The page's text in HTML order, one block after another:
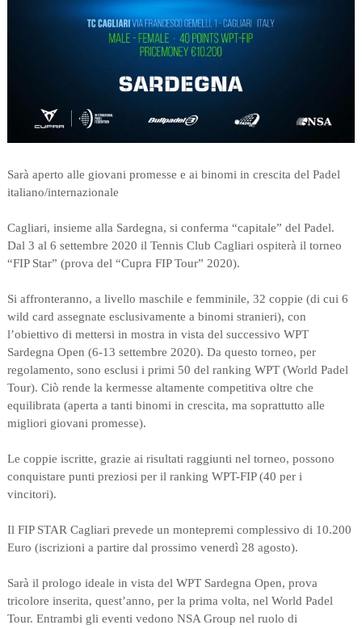
Sarà aperto alle giovani promesse e ai binomi in crescita del Padel
italiano/internazionale
Cagliari, insieme alla Sardegna, si conferma “capitale” del Padel.
Dal 3 al 6 settembre 2020 il Tennis Club Cagliari ospiterà il torneo
“FIP Star” (prova del “Cupra FIP Tour” 2020).
Si affronteranno, a livello maschile e femminile, 32 coppie (di cui 6
wild card assegnate esclusivamente a binomi stranieri), con
l’obiettivo di mettersi in mostra in vista del successivo WPT
Sardegna Open (6-13 settembre 2020). Da questo torneo, per
regolamento, sono esclusi i primi 50 del ranking WPT (World Padel
Tour). Ciò rende la kermesse altamente competitiva oltre che
equilibrata (aperta a tanti binomi in crescita, ma soprattutto alle
migliori giovani promesse).
Le coppie iscritte, grazie ai risultati raggiunti nel torneo, possono
conquistare punti preziosi per il ranking WPT-FIP (40 per i
vincitori).
Il FIP STAR Cagliari prevede un montepremi complessivo di 10.200
Euro (iscrizioni a partire dal prossimo venerdì 28 agosto).
Sarà il prologo ideale in vista del WPT Sardegna Open, prova
tricolore inserita, quest’anno, per la prima volta, nel World Padel
Tour. Entrambi gli eventi vedono NSA Group nel ruolo di